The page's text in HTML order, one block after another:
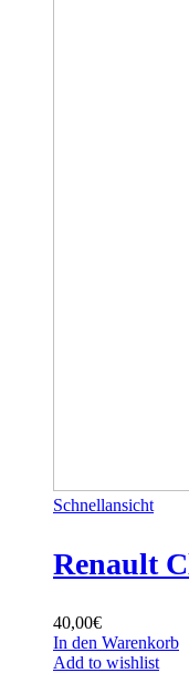
Schnellansicht
Renault
40,00€
In den Warenkorb
Add to wishlist